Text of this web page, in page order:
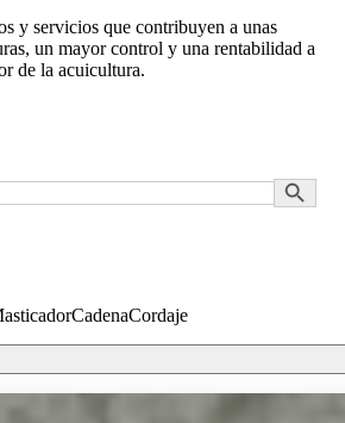
y servicios que contribuyen a unas
un mayor control y una rentabilidad a
de la acuicultura.
Botón de
CadenaCordaje